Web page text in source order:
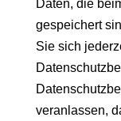
Daten, die
gespeichert
Sie sich
veranlassen,